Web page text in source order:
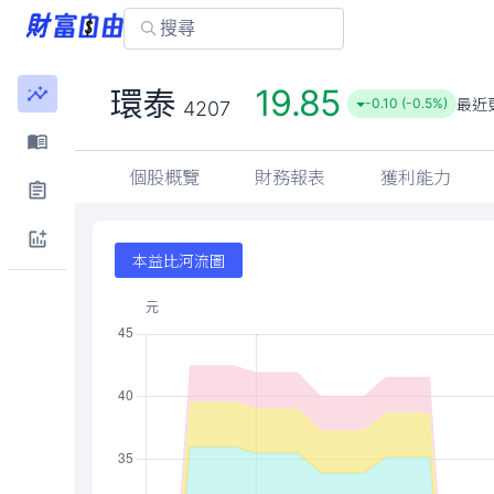
環泰 4207 19.85 -0.10 (-0.5%) 最近
個股概覽 財務報表 獲利能力
本益比河流圖